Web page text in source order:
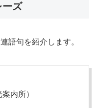
ーズ
語句を紹介します。
案内所）